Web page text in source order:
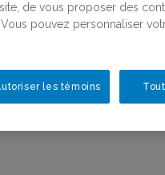
de vous proposer des
pouvez personnaliser
les témoins